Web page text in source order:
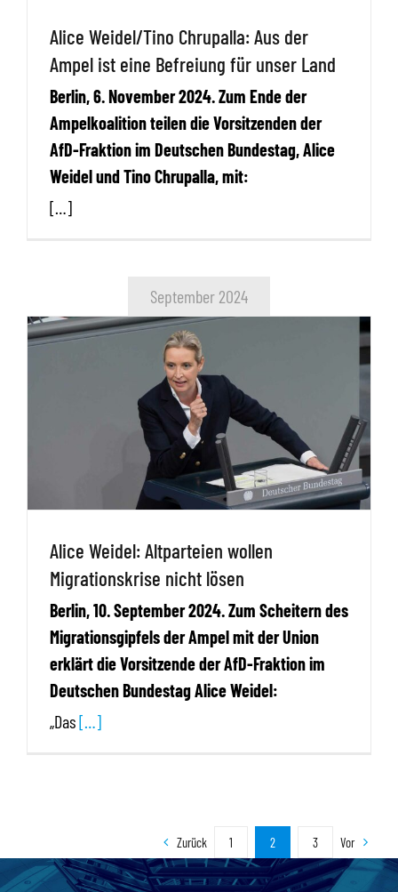
Alice Weidel/Tino Chrupalla: Aus der
Ampel ist eine Befreiung für unser Land
Berlin, 6. November 2024. Zum Ende der
Ampelkoalition teilen die Vorsitzenden der
AfD-Fraktion im Deutschen Bundestag, Alice
Weidel und Tino Chrupalla, mit:
[…]
September 2024
Alice Weidel: Altparteien wollen
Migrationskrise nicht lösen
Berlin, 10. September 2024. Zum Scheitern des
Migrationsgipfels der Ampel mit der Union
erklärt die Vorsitzende der AfD-Fraktion im
Deutschen Bundestag Alice Weidel:
„Das[…]
Zurück 1 2 3 Vor